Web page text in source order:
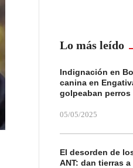
Lo más leído
Indignación en
canina en
golpeaban perros
05/05/2025
El desorden de
ANT: dan tierras